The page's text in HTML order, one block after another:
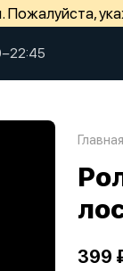
Пожалуйста,
399